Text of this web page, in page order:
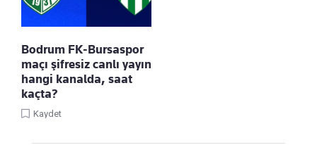
Bodrum FK-Bursaspor
maçı şifresiz canlı yayın
hangi kanalda, saat
kaçta?
Kaydet